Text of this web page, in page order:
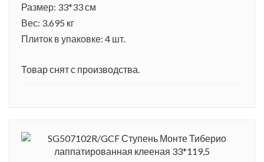
Размер: 33*33 см
Вес: 3.695 кг
Плиток в упаковке: 4 шт.
Товар снят с производства.